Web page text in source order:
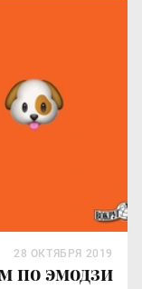
по эмодзи
28 ОКТЯБРЯ 2019